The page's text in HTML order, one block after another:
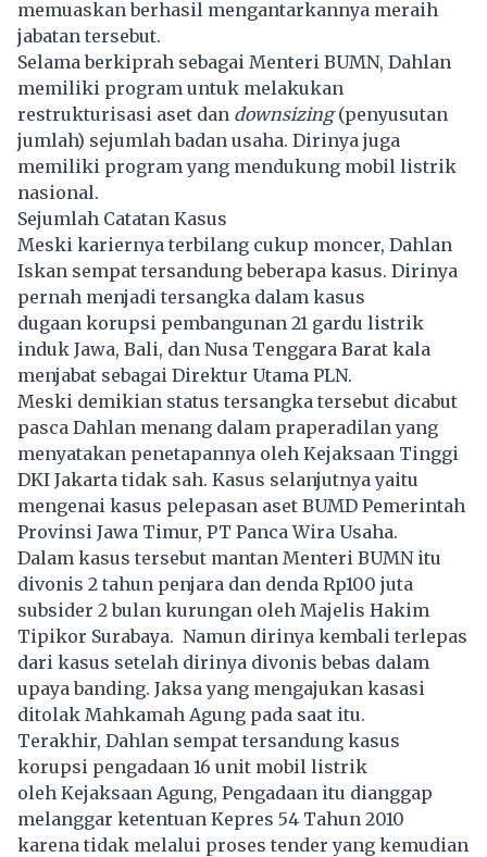
memuaskan berhasil mengantarkannya meraih
jabatan tersebut.
Selama berkiprah sebagai Menteri BUMN, Dahlan
memiliki program untuk melakukan
restrukturisasi aset dan downsizing(penyusutan
jumlah) sejumlah badan usaha. Dirinya juga
memiliki program yang mendukung mobil listrik
nasional.
Sejumlah Catatan Kasus
Meski kariernya terbilang cukup moncer, Dahlan
Iskan sempat tersandung beberapa kasus. Dirinya
pernah menjadi tersangka dalam kasus
dugaan korupsi pembangunan 21 gardu listrik
induk Jawa, Bali, dan Nusa Tenggara Barat kala
menjabat sebagai Direktur Utama PLN.
Meski demikian status tersangka tersebut dicabut
pasca Dahlan menang dalam praperadilan yang
menyatakan penetapannya oleh Kejaksaan Tinggi
DKI Jakarta tidak sah. Kasus selanjutnya yaitu
mengenai kasus pelepasan aset BUMD Pemerintah
Provinsi Jawa Timur, PT Panca Wira Usaha.
Dalam kasus tersebut mantan Menteri BUMN itu
divonis 2 tahun penjara dan denda Rp100 juta
subsider 2 bulan kurungan oleh Majelis Hakim
Tipikor Surabaya. Namun dirinya kembali terlepas
dari kasus setelah dirinya divonis bebas dalam
upaya banding. Jaksa yang mengajukan kasasi
ditolak Mahkamah Agung pada saat itu.
Terakhir, Dahlan sempat tersandung kasus
korupsi pengadaan 16 unit mobil listrik
oleh Kejaksaan Agung, Pengadaan itu dianggap
melanggar ketentuan Kepres 54 Tahun 2010
karena tidak melalui proses tender yang kemudian